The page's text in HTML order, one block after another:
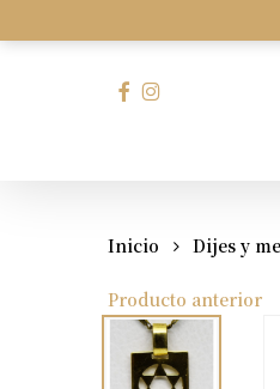
to
facebook
instagram
Inicio Dijes y
Producto anterior